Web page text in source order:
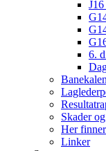
6.
Skader
Her
Linker